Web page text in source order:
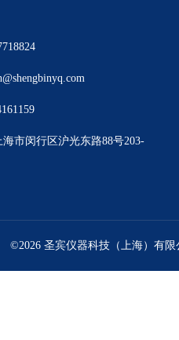
市闵行区沪光东路88号203-
©2026 圣宾仪器科技（上海）有